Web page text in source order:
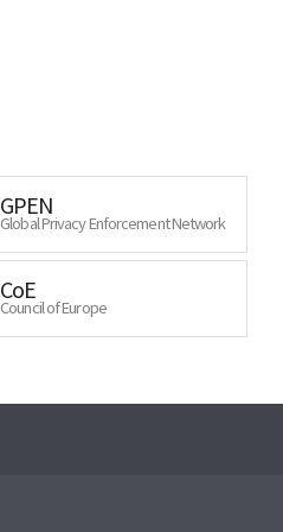
GPEN
Global Privacy Enforcement Network
CoE
Council of Europe